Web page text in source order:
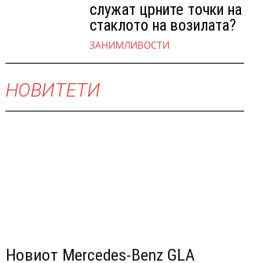
служат црните точки на
стаклото на возилата?
ЗАНИМЛИВОСТИ
НОВИТЕТИ
Новиот Mercedes-Benz GLA